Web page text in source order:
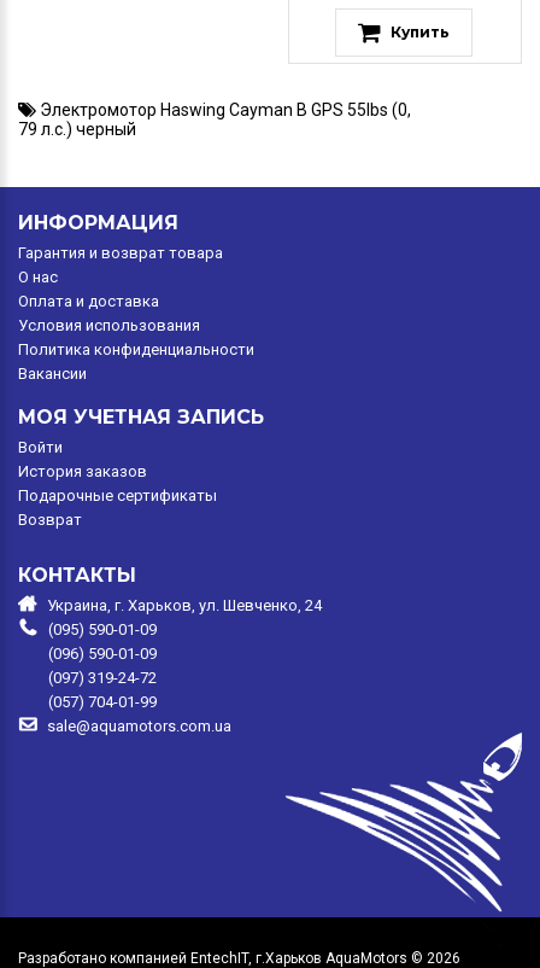
Купить
Электромотор Haswing Cayman B GPS 55lbs (0,
79 л.с.) черный
ИНФОРМАЦИЯ
Гарантия и возврат товара
O нас
Оплата и доставка
Условия использования
Политика конфиденциальности
Вакансии
МОЯ УЧЕТНАЯ ЗАПИСЬ
Войти
История заказов
Подарочные сертификаты
Возврат
КОНТАКТЫ
Украина, г. Харьков, ул. Шевченко, 24
(095) 590-01-09
(096) 590-01-09
(097) 319-24-72
(057) 704-01-99
sale@aquamotors.com.ua
Разработано компанией EntechIT, г.Харьков AquaMotors © 2026